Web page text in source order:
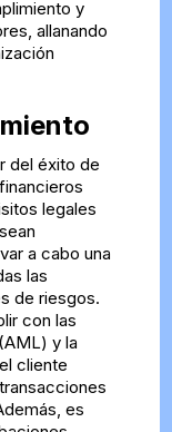
y
allanando
del éxito de
legales
a cabo una
las
de riesgos.
con las
y la
cliente
es